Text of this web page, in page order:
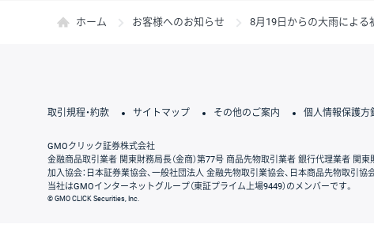
ホーム お客様へのお知らせ 8月19日からの大雨による
取引規程・約款 サイトマップ その他のご案内 個人情報保護方
GMOクリック証券株式会社
金融商品取引業者 関東財務局長（金商）第77号 商品先物取引業者 銀行代理業者 関
加入協会：日本証券業協会、一般社団法人 金融先物取引業協会、日本商品先物取引協
当社はGMOインターネットグループ（東証プライム上場9449）のメンバーです。
© GMO CLICK Securities, Inc.